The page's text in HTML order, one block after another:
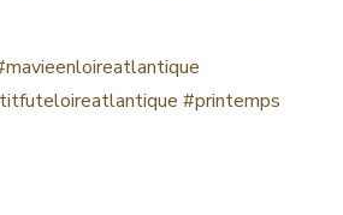
#printemps